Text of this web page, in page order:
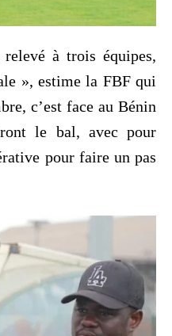
à trois équipes,
», estime la FBF qui
c’est face au Bénin
le bal, avec pour
pour faire un pas